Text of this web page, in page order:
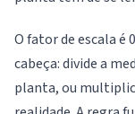
O fator de escala é
cabeça: divide a
planta, ou